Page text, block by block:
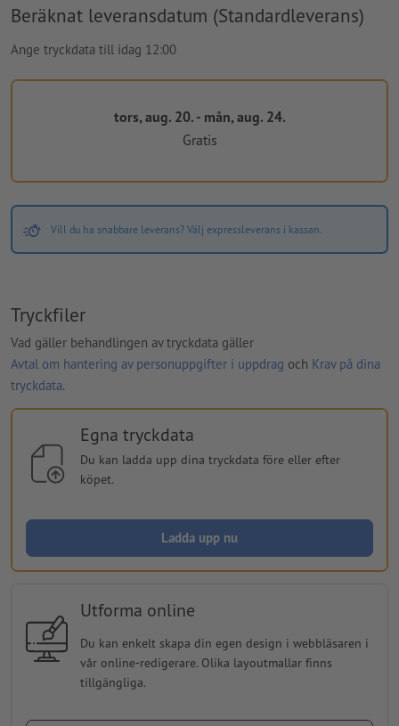
Beräknat leveransdatum (Standardleverans)
Ange tryckdata till idag 12:00
tors, aug. 20. - mån, aug. 24.
Gratis
Vill du ha snabbare leverans? Välj expressleverans i kassan.
Tryckfiler
Vad gäller behandlingen av tryckdata gäller
Avtal om hantering av personuppgifter i uppdrag och Krav på dina
tryckdata.
Egna tryckdata
Du kan ladda upp dina tryckdata före eller efter
köpet.
Ladda upp nu
Utforma online
Du kan enkelt skapa din egen design i webbläsaren i
vår online-redigerare. Olika layoutmallar finns
tillgängliga.